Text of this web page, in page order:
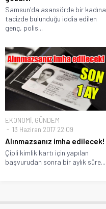
Samsun'da asansörde bir kadına
tacizde bulunduğu iddia edilen
genç, polis...
EKONOMİ, GÜNDEM
13 Haziran 2017 22:09
Alınmazsanız imha edilecek!
Çipli kimlik kartı için yapılan
başvurudan sonra bir aylık süre...